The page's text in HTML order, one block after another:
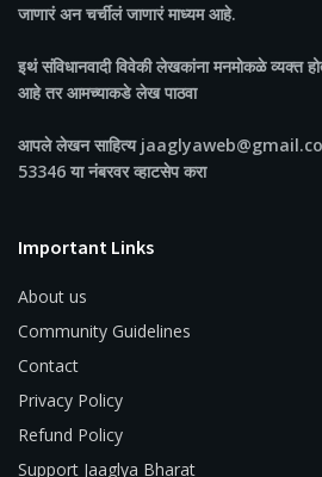
जाणारं अन चर्चीलं जाणारं माध्यम आहे.
इथं संविधानवादी विवेकी लेखकांना मनमोकळे व्यक्त
आहे तर आमच्याकडे लेख पाठवा
आपले लेखन साहित्य
53346 या नंबरवर व्हाटसेप करा
Important Links
About us
Community Guidelines
Contact
Privacy Policy
Refund Policy
Support Jaaglya Bharat